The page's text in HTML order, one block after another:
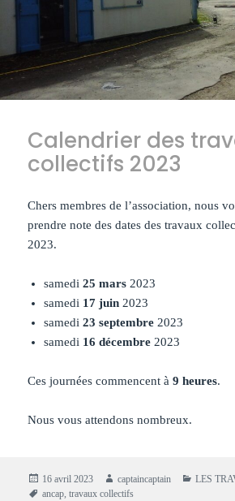
Calendrier des
collectifs 2023
Chers membres de l’association, nous
prendre note des dates des travaux
2023.
samedi25 mars 2023
samedi 17 juin 2023
samedi23 septembre 2023
samedi 16 décembre 2023
Ces journées commencent à9 heures.
Nous vous attendons nombreux.
Publié
le
16 avril 2023 Auteur
captaincaptain Catégories
LES
Mots-
ancap ,travaux collectifs